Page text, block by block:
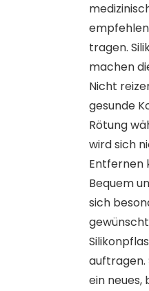
tragen.
machen
Nicht
gesunde
Rötung
wird sich
Entfernen
Bequem
sich
auftragen.
ein neues,